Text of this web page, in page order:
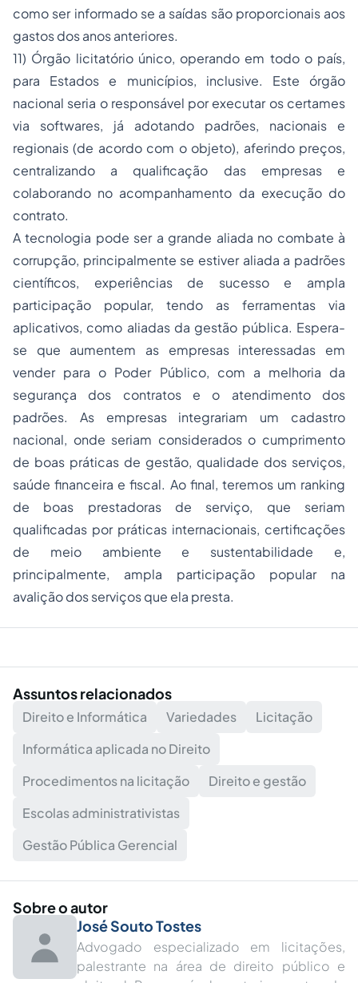
como ser informado se a saídas são proporcionais aos
gastos dos anos anteriores.
11) Órgão licitatório único, operando em todo o país,
para Estados e municípios, inclusive. Este órgão
nacional seria o responsável por executar os certames
via softwares, já adotando padrões, nacionais e
regionais (de acordo com o objeto), aferindo preços,
centralizando a qualificação das empresas e
colaborando no acompanhamento da execução do
contrato.
A tecnologia pode ser a grande aliada no combate à
corrupção, principalmente se estiver aliada a padrões
científicos, experiências de sucesso e ampla
participação popular, tendo as ferramentas via
aplicativos, como aliadas da gestão pública. Espera-
se que aumentem as empresas interessadas em
vender para o Poder Público, com a melhoria da
segurança dos contratos e o atendimento dos
padrões. As empresas integrariam um cadastro
nacional, onde seriam considerados o cumprimento
de boas práticas de gestão, qualidade dos serviços,
saúde financeira e fiscal. Ao final, teremos um ranking
de boas prestadoras de serviço, que seriam
qualificadas por práticas internacionais, certificações
de meio ambiente e sustentabilidade e,
principalmente, ampla participação popular na
avalição dos serviços que ela presta.
Assuntos relacionados
Direito e Informática Variedades
Licitação
Informática aplicada no Direito
Procedimentos na licitação
Direito e gestão
Escolas administrativistas
Gestão Pública Gerencial
Sobre o autor
José Souto Tostes
Advogado especializado em licitações,
palestrante na área de direito público e